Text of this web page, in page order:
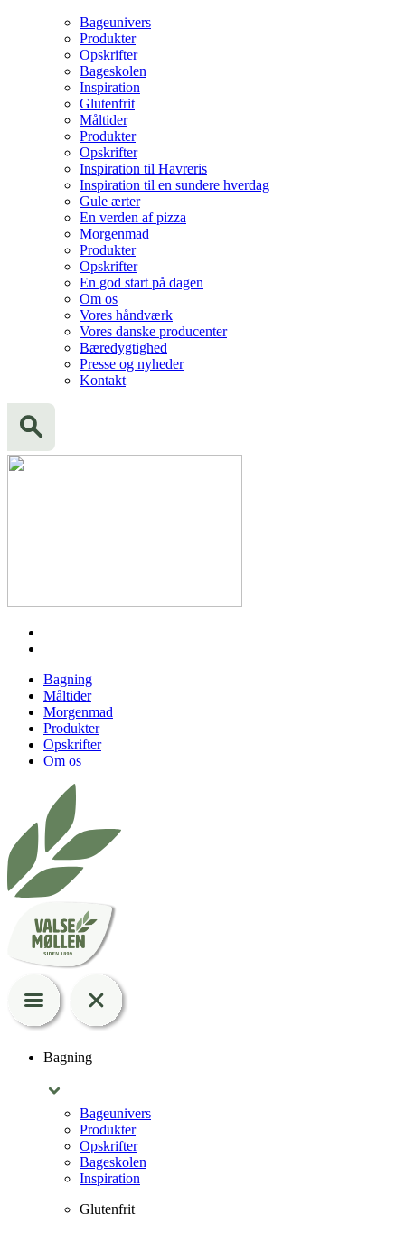
Bageunivers
Produkter
Opskrifter
Bageskolen
Inspiration
Glutenfrit
Måltider
Produkter
Opskrifter
Inspiration til Havreris
Inspiration til en sundere hverdag
Gule ærter
En verden af pizza
Morgenmad
Produkter
Opskrifter
En god start på dagen
Om os
Vores håndværk
Vores danske producenter
Bæredygtighed
Presse og nyheder
Kontakt
Bagning
Måltider
Morgenmad
Produkter
Opskrifter
Om os
Bagning
Bageunivers
Produkter
Opskrifter
Bageskolen
Inspiration
Glutenfrit